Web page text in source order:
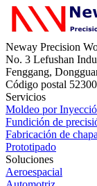
Neway Precision
No. 3 Lefushan
Fenggang,
Código postal
Servicios
Moldeo por
Fundición de
Fabricación de
Prototipado
Soluciones
Aeroespacial